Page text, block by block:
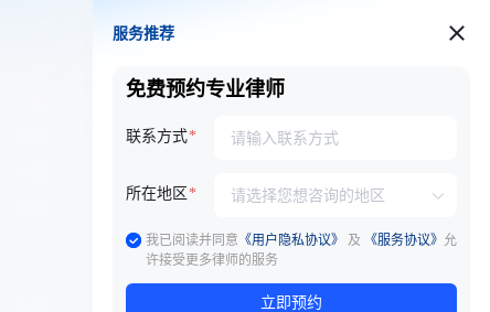
服务推荐
服务推荐
免费预约专业律师
联系方式
所在地区
我已阅读并同意 《用户隐私协议》 及 《服务协议》 允
许接受更多律师的服务
立即预约